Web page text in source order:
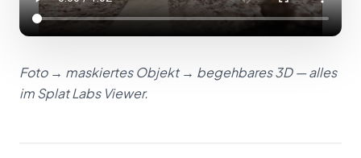
Foto → maskiertes Objekt → begehbares 3D — alles
im Splat Labs Viewer.